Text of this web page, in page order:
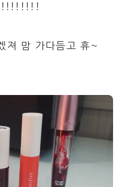
!!!!!!!!!
져 맘 가다듬고 휴~